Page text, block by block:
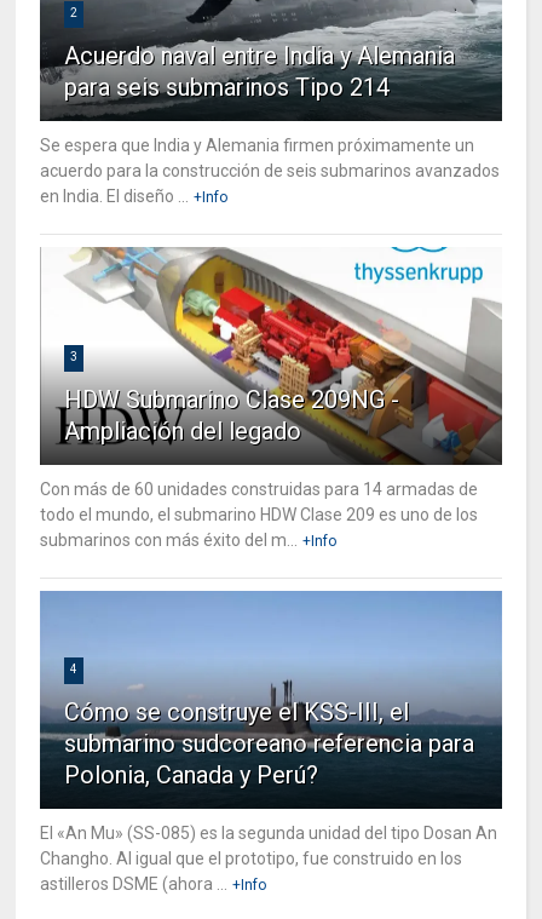
2
Acuerdo naval entre India y Alemania
para seis submarinos Tipo 214
Se espera que India y Alemania firmen próximamente un
acuerdo para la construcción de seis submarinos avanzados
en India. El diseño ...
+Info
3
HDW Submarino Clase 209NG -
Ampliación del legado
Con más de 60 unidades construidas para 14 armadas de
todo el mundo, el submarino HDW Clase 209 es uno de los
submarinos con más éxito del m...
+Info
4
Cómo se construye el KSS-III, el
submarino sudcoreano referencia para
Polonia, Canada y Perú?
El «An Mu» (SS-085) es la segunda unidad del tipo Dosan An
Changho. Al igual que el prototipo, fue construido en los
astilleros DSME (ahora ...
+Info